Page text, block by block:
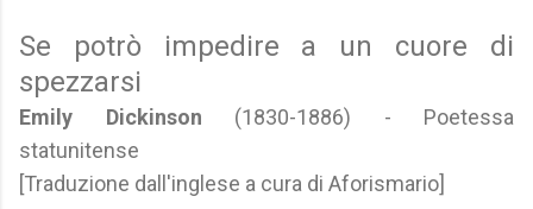
Se potrò impedire a un cuore di
spezzarsi
Emily Dickinson (1830-1886) - Poetessa
statunitense
[Traduzione dall'inglese a cura di Aforismario]